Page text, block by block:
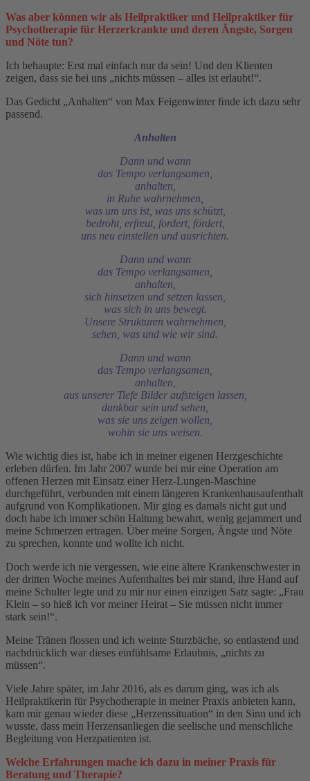
Was aber können wir als Heilpraktiker und Heilpraktiker für
Psychotherapie für Herzerkrankte und deren Ängste, Sorgen
und Nöte tun?
Ich behaupte: Erst mal einfach nur da sein! Und den Klienten
zeigen, dass sie bei uns „nichts müssen – alles ist erlaubt!“.
Das Gedicht „Anhalten“ von Max Feigenwinter ﬁnde ich dazu sehr
passend.
Anhalten
Dann und wann
das Tempo verlangsamen,
anhalten,
in Ruhe wahrnehmen,
was um uns ist, was uns schützt,
bedroht, erfreut, fordert, fördert,
uns neu einstellen und ausrichten.
Dann und wann
das Tempo verlangsamen,
anhalten,
sich hinsetzen und setzen lassen,
was sich in uns bewegt.
Unsere Strukturen wahrnehmen,
sehen, was und wie wir sind.
Dann und wann
das Tempo verlangsamen,
anhalten,
aus unserer Tiefe Bilder aufsteigen lassen,
dankbar sein und sehen,
was sie uns zeigen wollen,
wohin sie uns weisen.
Wie wichtig dies ist, habe ich in meiner eigenen Herzgeschichte
erleben dürfen. Im Jahr 2007 wurde bei mir eine Operation am
offenen Herzen mit Einsatz einer Herz-Lungen-Maschine
durchgeführt, verbunden mit einem längeren Krankenhausaufenthalt
aufgrund von Komplikationen. Mir ging es damals nicht gut und
doch habe ich immer schön Haltung bewahrt, wenig gejammert und
meine Schmerzen ertragen. Über meine Sorgen, Ängste und Nöte
zu sprechen, konnte und wollte ich nicht.
Doch werde ich nie vergessen, wie eine ältere Krankenschwester in
der dritten Woche meines Aufenthaltes bei mir stand, ihre Hand auf
meine Schulter legte und zu mir nur einen einzigen Satz sagte: „Frau
Klein – so hieß ich vor meiner Heirat – Sie müssen nicht immer
stark sein!“.
Meine Tränen flossen und ich weinte Sturzbäche, so entlastend und
nachdrücklich war dieses einfühlsame Erlaubnis, „nichts zu
müssen“.
Viele Jahre später, im Jahr 2016, als es darum ging, was ich als
Heilpraktikerin für Psychotherapie in meiner Praxis anbieten kann,
kam mir genau wieder diese „Herzenssituation“ in den Sinn und ich
wusste, dass mein Herzensanliegen die seelische und menschliche
Begleitung von Herzpatienten ist.
Welche Erfahrungen mache ich dazu in meiner Praxis für
Beratung und Therapie?